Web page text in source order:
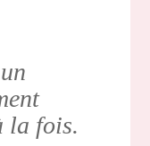
la fois.